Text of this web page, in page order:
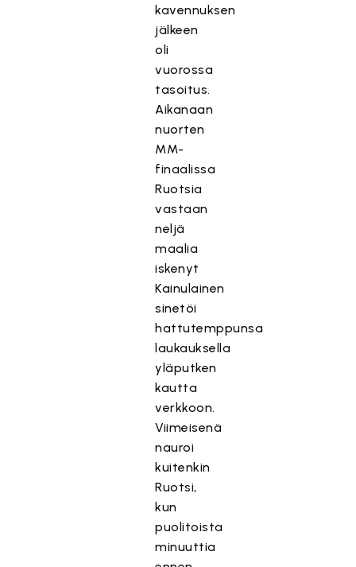
kavennuksen
jälkeen
oli
vuorossa
tasoitus.
Aikanaan
nuorten
MM-
finaalissa
Ruotsia
vastaan
neljä
maalia
iskenyt
Kainulainen
sinetöi
hattutemppunsa
laukauksella
yläputken
kautta
verkkoon.
Viimeisenä
nauroi
kuitenkin
Ruotsi,
kun
puolitoista
minuuttia